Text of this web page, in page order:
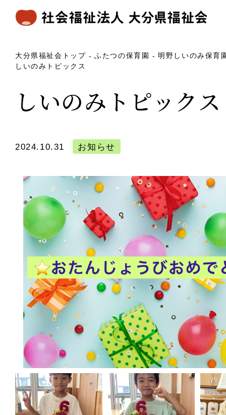
大分県福祉会トップ ふたつの保育園
明野しいのみ保育
しいのみトピックス
しいのみトピックス
2024.10.31 お知らせ